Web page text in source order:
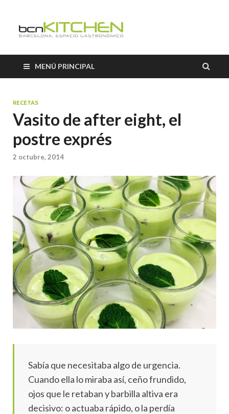
MENÚ PRINCIPAL
RECETAS
Vasito de after eight, el
postre exprés
2 octubre, 2014
Sabía que necesitaba algo de urgencia.
Cuando ella lo miraba así, ceño frundido,
ojos que le retaban y barbilla altiva era
decisivo: o actuaba rápido, o la perdía